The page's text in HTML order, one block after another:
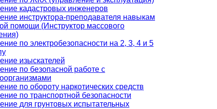
кадастровых инженеров
инструктора-преподавателя навыкам
помощи (Инструктор массового
по электробезопасности на 2, 3, 4 и 5
изыскателей
по безопасной работе с
по обороту наркотических средств
по транспортной безопасности
для грунтовых испытательных